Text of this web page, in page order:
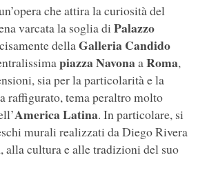
che attira la curiosità del
varcata la soglia di Palazzo
dellaGalleria Candido
piazza NavonaaRoma,
sia per la particolarità e la
raffigurato, tema peraltro molto
America Latina. In particolare, si
murali realizzati da Diego Rivera
alla cultura e alle tradizioni del suo